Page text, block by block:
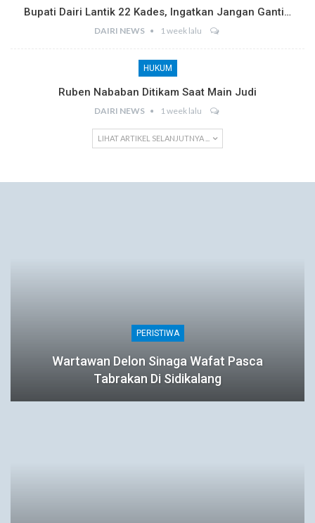
Bupati Dairi Lantik 22 Kades, Ingatkan Jangan Ganti…
DAIRI NEWS 1 week lalu
HUKUM
Ruben Nababan Ditikam Saat Main Judi
DAIRI NEWS 1 week lalu
LIHAT ARTIKEL SELANJUTNYA ...
PERISTIWA
Wartawan Delon Sinaga Wafat Pasca
Tabrakan Di Sidikalang